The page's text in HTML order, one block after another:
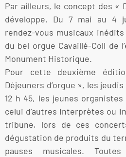
Par ailleurs, le concept des «
développe. Du 7 mai au 4
rendez-vous musicaux
du bel orgue Cavaillé-Coll de
Monument Historique.
Pour cette deuxième
Déjeuners d’orgue », les
12 h 45, les jeunes
celui d’autres interprètes ou
tribune, lors de ces
dégustation de produits du
pauses musicales.